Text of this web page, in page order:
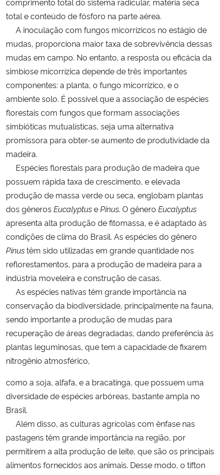
total e conteúdo de fósforo na parte aérea.
A inoculação com fungos micorrízicos no estágio de
mudas, proporciona maior taxa de sobrevivência dessas
mudas em campo. No entanto, a resposta ou eficácia da
simbiose micorrízica depende de três importantes
componentes: a planta, o fungo micorrízico, e o
ambiente solo. É possível que a associação de espécies
florestais com fungos que formam associações
simbióticas mutualísticas, seja uma alternativa
promissora para obter-se aumento de produtividade da
madeira.
Espécies florestais para produção de madeira que
possuem rápida taxa de crescimento, e elevada
produção de massa verde ou seca, englobam plantas
dos gêneros EucalyptusePinus. O gênero Eucalyptus
apresenta alta produção de fitomassa, e é adaptado às
condições de clima do Brasil. As espécies do gênero
Pinustêm sido utilizadas em grande quantidade nos
reflorestamentos, para a produção de madeira para a
indústria moveleira e construção de casas.
As espécies nativas têm grande importância na
conservação da biodiversidade, principalmente na fauna,
sendo importante a produção de mudas para
recuperação de áreas degradadas, dando preferência às
plantas leguminosas, que tem a capacidade de fixarem
nitrogênio atmosférico,
como a soja, alfafa, e a bracatinga, que possuem uma
diversidade de espécies arbóreas, bastante ampla no
Brasil.
Além disso, as culturas agrícolas com ênfase nas
pastagens têm grande importância na região, por
permitirem a alta produção de leite, que são os principais
alimentos fornecidos aos animais. Desse modo, o tifton